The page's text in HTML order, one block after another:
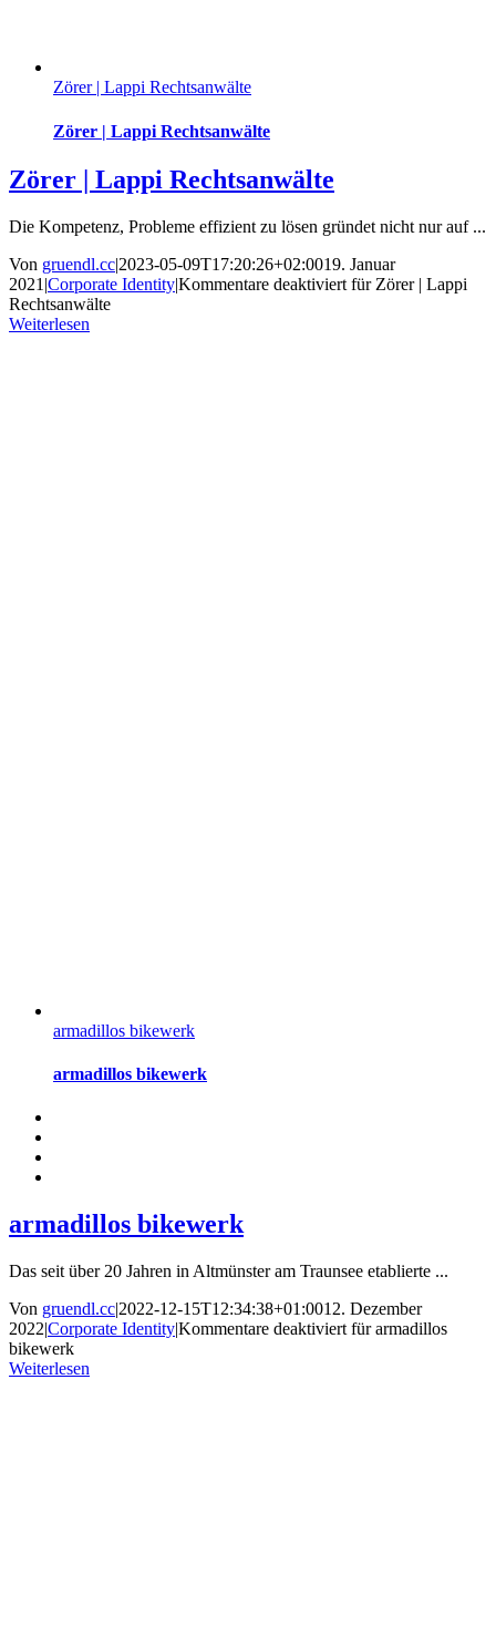
Zörer | Lappi Rechtsanwälte
Zörer | Lappi Rechtsanwälte
Zörer | Lappi Rechtsanwälte
Die Kompetenz, Probleme effizient zu lösen gründet nicht nur auf ...
Von gruendl.cc|2023-05-09T17:20:26+02:0019. Januar
2021 |Corporate Identity|Kommentare deaktiviert für Zörer | Lappi
Rechtsanwälte
Weiterlesen
armadillos bikewerk
armadillos bikewerk
armadillos bikewerk
Das seit über 20 Jahren in Altmünster am Traunsee etablierte ...
Von gruendl.cc|2022-12-15T12:34:38+01:0012. Dezember
2022|Corporate Identity|Kommentare deaktiviert für armadillos
bikewerk
Weiterlesen